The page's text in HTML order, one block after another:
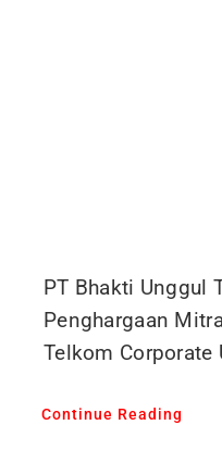
PT Bhakti Unggul
Penghargaan
Telkom Corporate
Continue Reading